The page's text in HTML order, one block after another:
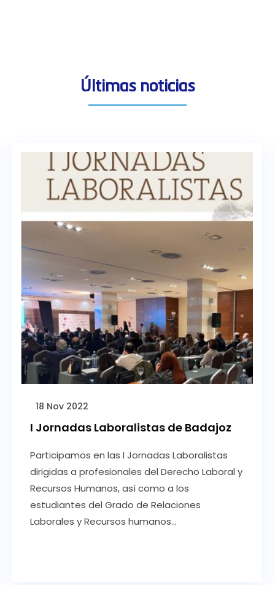
Últimas noticias
18 Nov 2022
I Jornadas Laboralistas de Badajoz
Participamos en las I Jornadas Laboralistas
dirigidas a profesionales del Derecho Laboral y
Recursos Humanos, así como a los
estudiantes del Grado de Relaciones
Laborales y Recursos humanos...